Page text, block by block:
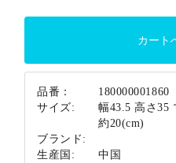
品番：
180000001860
サイズ:
幅43.5 高さ35
約20(cm)
ブランド:
生産国:
中国